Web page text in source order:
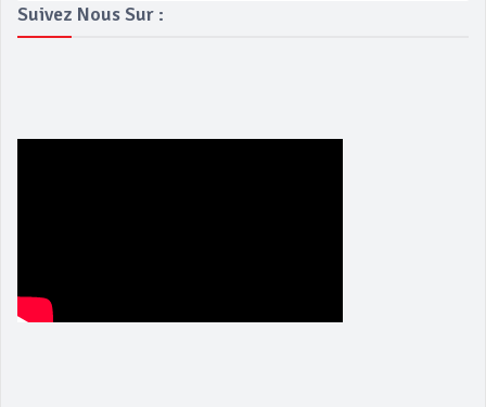
Suivez Nous Sur :